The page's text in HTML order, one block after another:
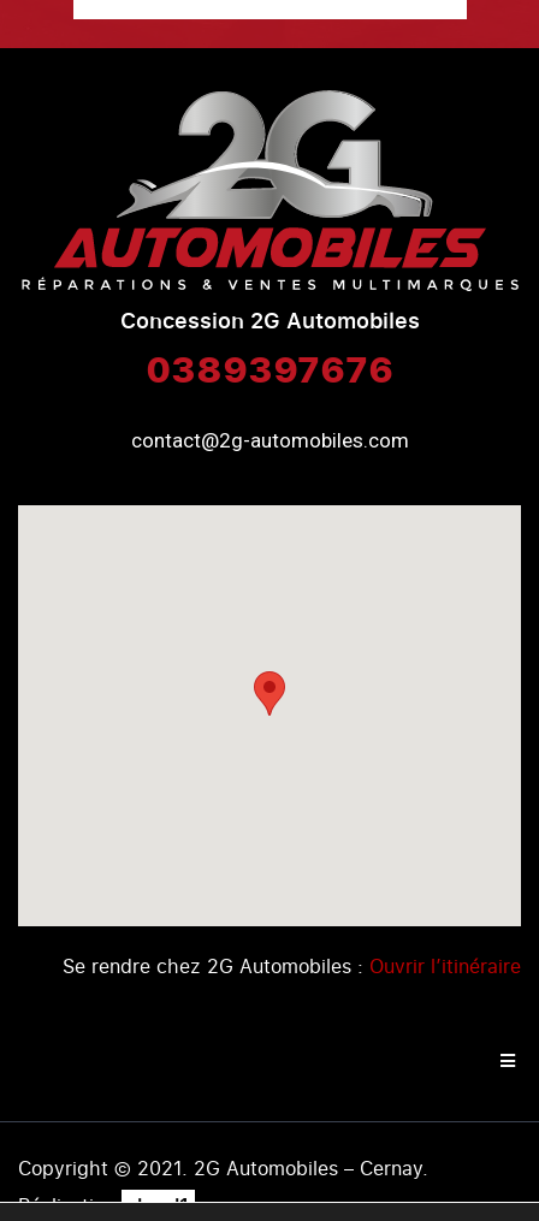
Concession 2G Automobiles
0389397676
contact@2g-automobiles.com
Se rendre chez 2G Automobiles : Ouvrir l’itinéraire
Copyright © 2021. 2G Automobiles – Cernay.
Réalisation .level1